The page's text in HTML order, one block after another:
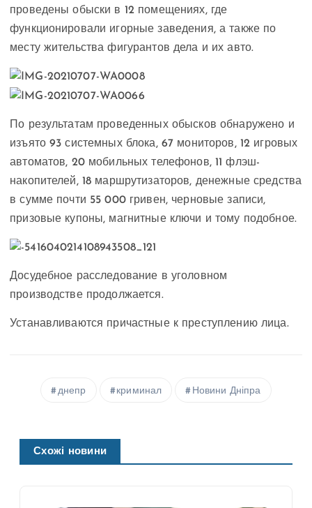
проведены обыски в 12 помещениях, где
функционировали игорные заведения, а также по
месту жительства фигурантов дела и их авто.
По результатам проведенных обысков обнаружено и
изъято 93 системных блока, 67 мониторов, 12 игровых
автоматов, 20 мобильных телефонов, 11 флэш-
накопителей, 18 маршрутизаторов, денежные средства
в сумме почти 55 000 гривен, черновые записи,
призовые купоны, магнитные ключи и тому подобное.
Досудебное расследование в уголовном
производстве продолжается.
Устанавливаются причастные к преступлению лица.
днепр криминал Новини Дніпра
Схожі новини